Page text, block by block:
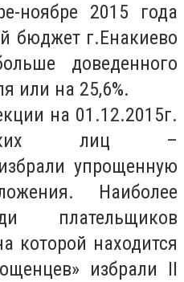
ноябре 2015 года
бюджет г.Енакиево
доведенного
или на 25,6%.
на 01.12.2015г.
лиц –
упрощенную
Наиболее
плательщиков
которой находится
избрали ІІ